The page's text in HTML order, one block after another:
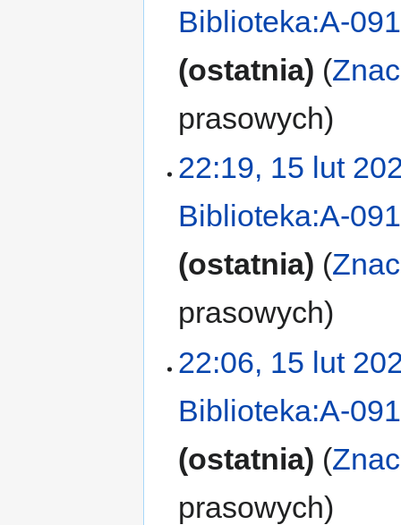
Biblioteka:A-
ostatnia
prasowych
22:19, 15 lut
Biblioteka:A-
ostatnia
prasowych
22:06, 15 lut
Biblioteka:A-
ostatnia
prasowych